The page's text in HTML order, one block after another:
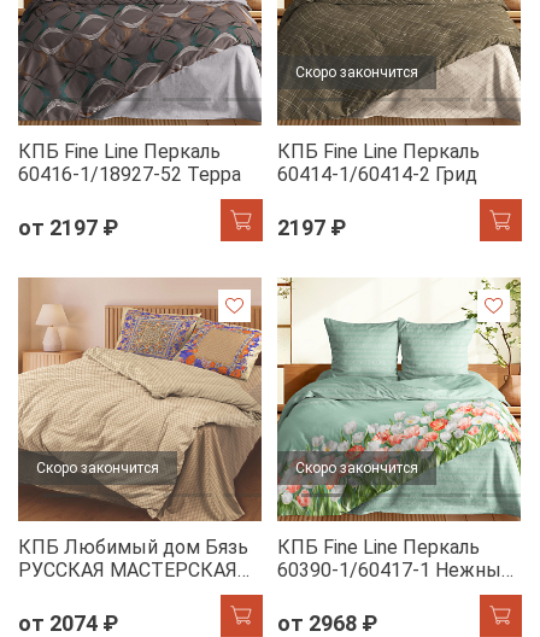
КПБ Fine Line Перкаль
60416-1/18927-52 Терра
от 2197 ₽
Скоро закончится
КПБ Fine Line Перкаль
60414-1/60414-2 Грид
2197 ₽
Скоро закончится
КПБ Любимый дом Бязь
РУССКАЯ МАСТЕРСКАЯ
60381-1/13322-7 Любовь
от 2074 ₽
Скоро закончится
КПБ Fine Line Перкаль
60390-1/60417-1 Нежные
от 2968 ₽